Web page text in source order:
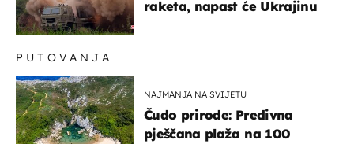
raketa, napast će Ukrajinu
PUTOVANJA
NAJMANJA NA SVIJETU
Čudo prirode: Predivna
pješčana plaža na 100